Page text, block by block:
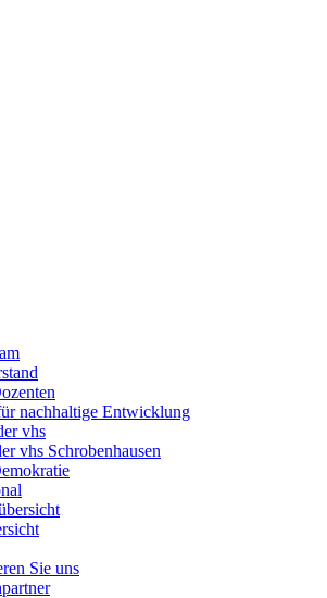
nachhaltige Entwicklung
vhs
vhs Schrobenhausen
Sie uns